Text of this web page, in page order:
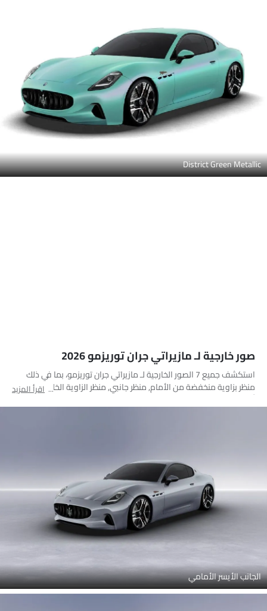
District Green Metallic
صور خارجية لـ مازيراتي جران توريزمو 2026
استكشف جميع 7 الصور الخارجية لـ مازيراتي جران توريزمو، بما في ذلك
منظر بزاوية منخفضة من الأمام, منظر جانبي, منظر الزاوية الخلفية, مصباح
أمامي, مصباح خلفي, عجلة, منظر الشبك الأمامي
اقرأ المزيد
الجانب الأيسر الأمامي